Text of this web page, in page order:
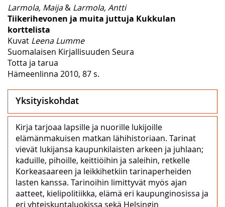
Larmola, Maija& Larmola, Antti
Tiikerihevonen ja muita juttuja Kukkulan
korttelista
Kuvat Leena Lumme
Suomalaisen Kirjallisuuden Seura
Totta ja tarua
Hämeenlinna 2010, 87 s.
Yksityiskohdat
Kirja tarjoaa lapsille ja nuorille lukijoille
elämänmakuisen matkan lähihistoriaan. Tarinat
vievät lukijansa kaupunkilaisten arkeen ja juhlaan;
kaduille, pihoille, keittiöihin ja saleihin, retkelle
Korkeasaareen ja leikkihetkiin tarinaperheiden
lasten kanssa. Tarinoihin limittyvät myös ajan
aatteet, kielipolitiikka, elämä eri kaupunginosissa ja
eri yhteiskuntaluokissa sekä Helsingin